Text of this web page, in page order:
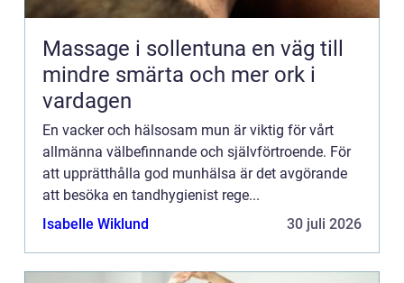
Massage i sollentuna en väg till
mindre smärta och mer ork i
vardagen
En vacker och hälsosam mun är viktig för vårt
allmänna välbefinnande och självförtroende. För
att upprätthålla god munhälsa är det avgörande
att besöka en tandhygienist rege...
Isabelle Wiklund
30 juli 2026